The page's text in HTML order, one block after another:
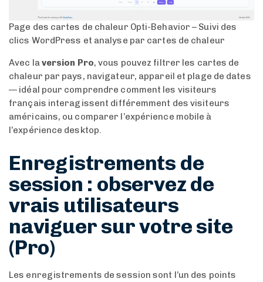
Page des cartes de chaleur Opti-Behavior – Suivi des
clics WordPress et analyse par cartes de chaleur
Avec laversion Pro, vous pouvez filtrer les cartes de
chaleur par pays, navigateur, appareil et plage de dates
— idéal pour comprendre comment les visiteurs
français interagissent différemment des visiteurs
américains, ou comparer l’expérience mobile à
l’expérience desktop.
Enregistrements de
session : observez de
vrais utilisateurs
naviguer sur votre site
(Pro)
Les enregistrements de session sont l’un des points